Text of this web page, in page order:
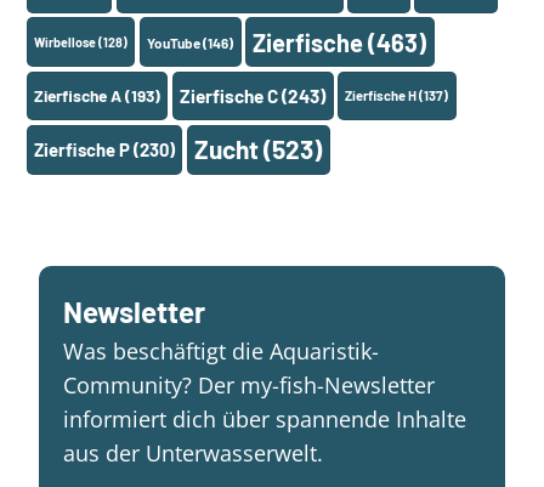
Wirbellose(128) YouTube(146) Zierfische(463)
Zierfische A(193) Zierfische C(243) Zierfische H(137)
Zierfische P(230) Zucht(523)
Newsletter
Was beschäftigt die Aquaristik-
Community? Der my-fish-Newsletter
informiert dich über spannende Inhalte
aus der Unterwasserwelt.